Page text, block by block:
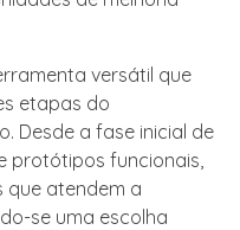
versátil que
etapas do
Desde a fase inicial de
protótipos funcionais,
que atendem a
se uma escolha